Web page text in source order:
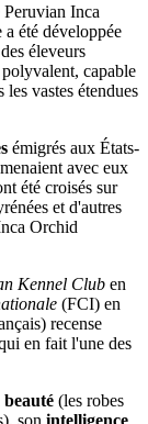
Peruvian Inca
a été développée
éleveurs
capable
vastes étendues
émigrés aux États-
avec eux
été croisés sur
et d'autres
Orchid
Kennel Club en
(FCI) en
recense
en fait l'une des
beauté (les robes
son intelligence